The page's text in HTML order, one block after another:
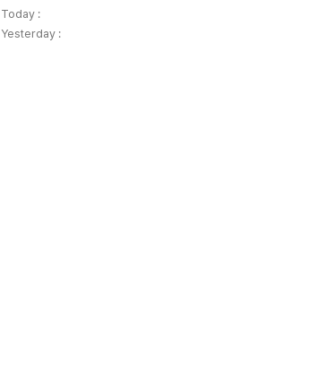
Today :
Yesterday :